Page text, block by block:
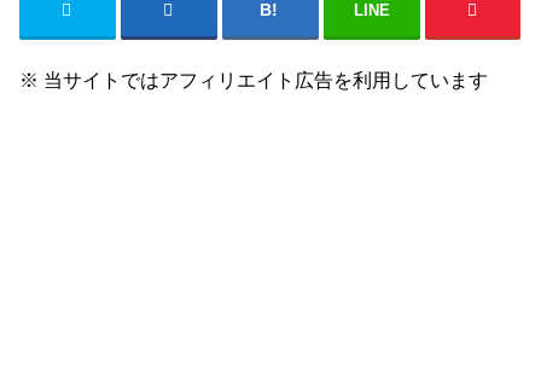
LINE
※ 当サイトではアフィリエイト広告を利用しています